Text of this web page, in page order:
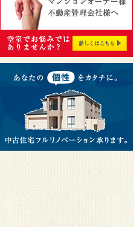
2019.08.01
壁一面のみをお好きなカ
ラーで自分らしくオシャ
レに
2019.08.01
洗面所の物を増やさない
4つの方法
2018.01.26